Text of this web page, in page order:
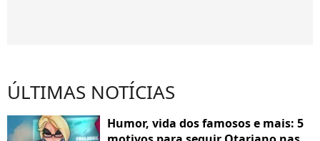
ÚLTIMAS NOTÍCIAS
Humor, vida dos famosos e mais: 5